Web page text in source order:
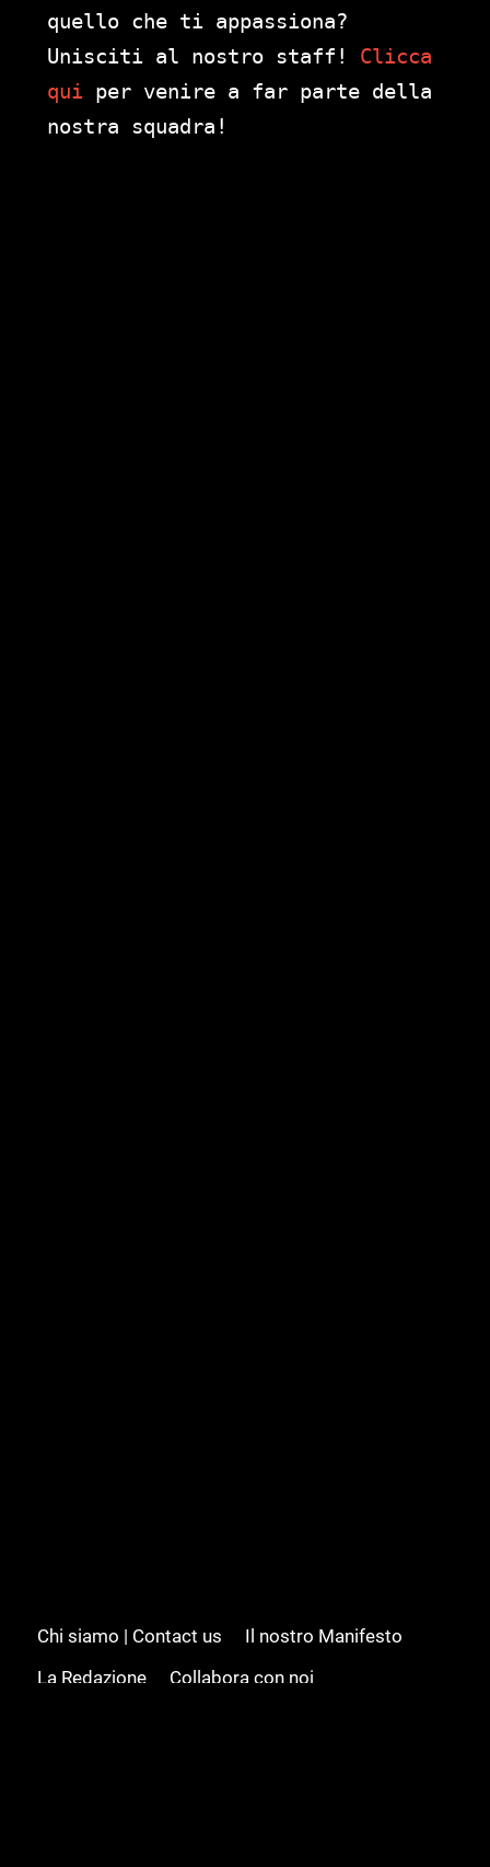
quello che ti appassiona?
Unisciti al nostro staff! Clicca
qui per venire a far parte della
nostra squadra!
Chi siamo | Contact us
Il nostro Manifesto
La Redazione
Collabora con noi